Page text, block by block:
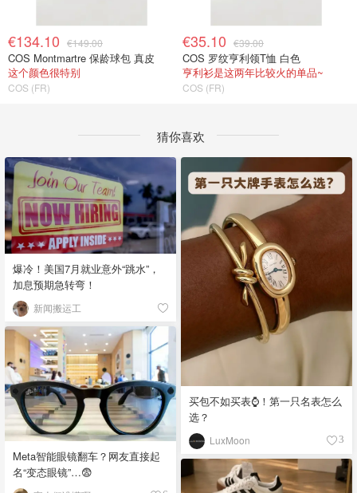
€134.10 €149.00
COS Montmartre 保龄球包 真皮
这个颜色很特别
COS (FR)
€35.10 €39.00
COS 罗纹亨利领T恤 白色
亨利衫是这两年比较火的单品~
COS (FR)
猜你喜欢
爆冷！美国7月就业意外“跳水”，
加息预期急转弯！
新闻搬运工
买包不如买表⌚️！第一只名表怎么
选？
LuxMoon 3
Meta智能眼镜翻车？网友直接起
名“变态眼镜”…😨